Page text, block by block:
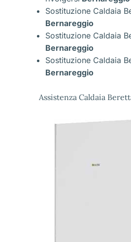
Sostituzione Caldaia
Bernareggio
Sostituzione Caldaia
Bernareggio
Sostituzione Caldaia
Bernareggio
Assistenza Caldaia